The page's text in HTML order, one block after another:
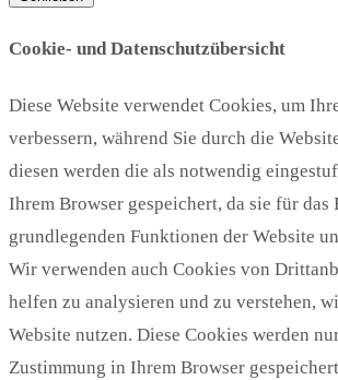
Cookie- und Datenschutzübersicht
Diese Website verwendet Cookies, um
verbessern, während Sie durch die
diesen werden die als notwendig
Ihrem Browser gespeichert, da sie für
grundlegenden Funktionen der Website
Wir verwenden auch Cookies von
helfen zu analysieren und zu verstehen,
Website nutzen. Diese Cookies werden
Zustimmung in Ihrem Browser